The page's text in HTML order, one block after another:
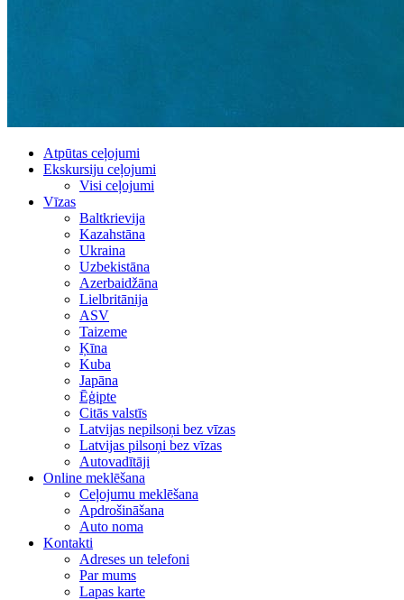
Atpūtas ceļojumi
Ekskursiju ceļojumi
Visi ceļojumi
Vīzas
Baltkrievija
Kazahstāna
Ukraina
Uzbekistāna
Azerbaidžāna
Lielbritānija
ASV
Taizeme
Ķīna
Kuba
Japāna
Ēģipte
Citās valstīs
Latvijas nepilsoņi bez vīzas
Latvijas pilsoņi bez vīzas
Autovadītāji
Online meklēšana
Ceļojumu meklēšana
Apdrošināšana
Auto noma
Kontakti
Adreses un telefoni
Par mums
Lapas karte